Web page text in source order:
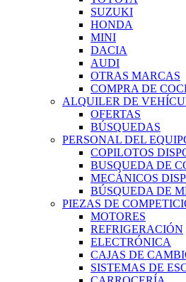
SUZUKI
HONDA
MINI
DACIA
AUDI
OTRAS MARCAS
COMPRA DE
ALQUILER DE
OFERTAS
BÚSQUEDAS
PERSONAL DEL
COPILOTOS
BUSQUEDA DE
MECÁNICOS
BÚSQUEDA DE
PIEZAS DE
MOTORES
REFRIGERACIÓN
ELECTRÓNICA
CAJAS DE
SISTEMAS DE